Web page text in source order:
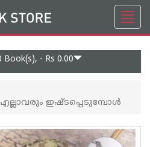
Book(s), - Rs 0.00
ഇഷ്ടപ്പെടുമ്പോള്‍